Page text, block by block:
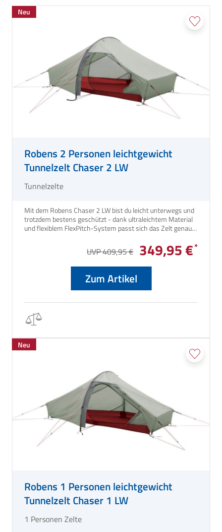
Neu
Robens 2 Personen leichtgewicht
Tunnelzelt Chaser 2 LW
Tunnelzelte
Mit dem Robens Chaser 2 LW bist du leicht unterwegs und
trotzdem bestens geschützt - dank ultraleichtem Material
und flexiblem FlexPitch-System passt sich das Zelt genau
das robuste HydroTex SilPoly RS sorgt für zuverlässigen
Wetterschutz bei jedem Abenteuer. Lieferbar ab ca. Frühjahr
UVP 409,95 € 349,95 €
Zum Artikel
Neu
Robens 1 Personen leichtgewicht
Tunnelzelt Chaser 1 LW
1 Personen Zelte